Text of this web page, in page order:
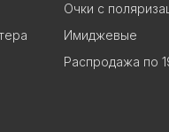
Очки с
Имиджевые
Распродажа по